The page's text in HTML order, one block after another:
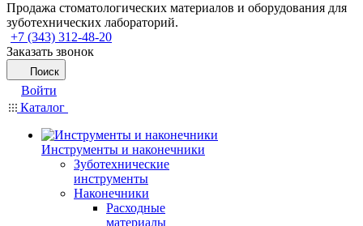
Продажа стоматологических материалов и оборудования для
зуботехнических лабораторий.
+7 (343) 312-48-20
Заказать звонок
Поиск
Войти
Каталог
Инструменты и наконечники
Зуботехнические
инструменты
Наконечники
Расходные
материалы